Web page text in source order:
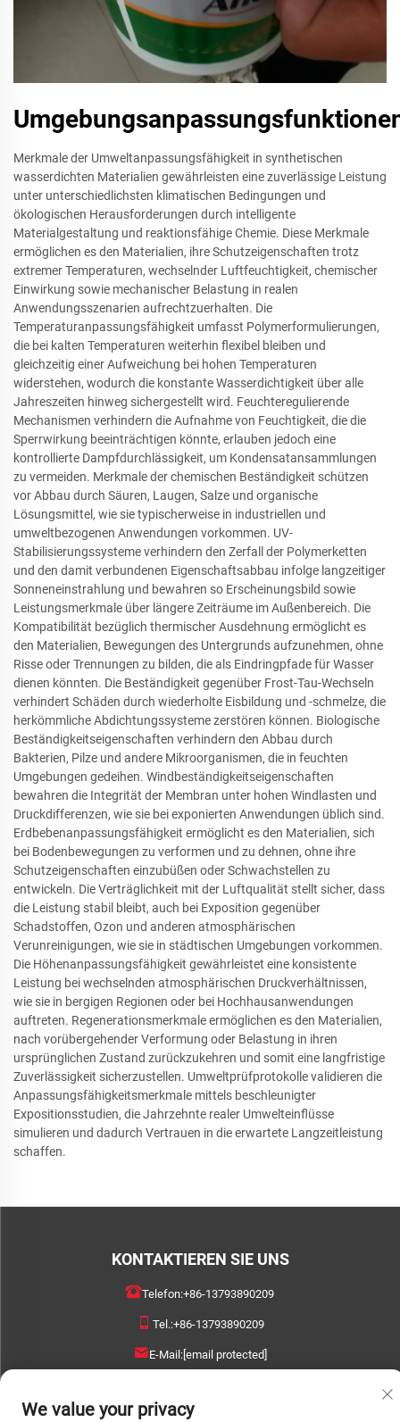
Merkmale der Umweltanpassungsfähigkeit in synthetischen
wasserdichten Materialien gewährleisten eine zuverlässige Leistung
unter unterschiedlichsten klimatischen Bedingungen und
ökologischen Herausforderungen durch intelligente
Materialgestaltung und reaktionsfähige Chemie. Diese Merkmale
ermöglichen es den Materialien, ihre Schutzeigenschaften trotz
extremer Temperaturen, wechselnder Luftfeuchtigkeit, chemischer
Einwirkung sowie mechanischer Belastung in realen
Anwendungsszenarien aufrechtzuerhalten. Die
Temperaturanpassungsfähigkeit umfasst Polymerformulierungen,
die bei kalten Temperaturen weiterhin flexibel bleiben und
gleichzeitig einer Aufweichung bei hohen Temperaturen
widerstehen, wodurch die konstante Wasserdichtigkeit über alle
Jahreszeiten hinweg sichergestellt wird. Feuchteregulierende
Mechanismen verhindern die Aufnahme von Feuchtigkeit, die die
Sperrwirkung beeinträchtigen könnte, erlauben jedoch eine
kontrollierte Dampfdurchlässigkeit, um Kondensatansammlungen
zu vermeiden. Merkmale der chemischen Beständigkeit schützen
vor Abbau durch Säuren, Laugen, Salze und organische
Lösungsmittel, wie sie typischerweise in industriellen und
umweltbezogenen Anwendungen vorkommen. UV-
Stabilisierungssysteme verhindern den Zerfall der Polymerketten
und den damit verbundenen Eigenschaftsabbau infolge langzeitiger
Sonneneinstrahlung und bewahren so Erscheinungsbild sowie
Leistungsmerkmale über längere Zeiträume im Außenbereich. Die
Kompatibilität bezüglich thermischer Ausdehnung ermöglicht es
den Materialien, Bewegungen des Untergrunds aufzunehmen, ohne
Risse oder Trennungen zu bilden, die als Eindringpfade für Wasser
dienen könnten. Die Beständigkeit gegenüber Frost-Tau-Wechseln
verhindert Schäden durch wiederholte Eisbildung und -schmelze, die
herkömmliche Abdichtungssysteme zerstören können. Biologische
Beständigkeitseigenschaften verhindern den Abbau durch
Bakterien, Pilze und andere Mikroorganismen, die in feuchten
Umgebungen gedeihen. Windbeständigkeitseigenschaften
bewahren die Integrität der Membran unter hohen Windlasten und
Druckdifferenzen, wie sie bei exponierten Anwendungen üblich sind.
Erdbebenanpassungsfähigkeit ermöglicht es den Materialien, sich
bei Bodenbewegungen zu verformen und zu dehnen, ohne ihre
Schutzeigenschaften einzubüßen oder Schwachstellen zu
entwickeln. Die Verträglichkeit mit der Luftqualität stellt sicher, dass
die Leistung stabil bleibt, auch bei Exposition gegenüber
Schadstoffen, Ozon und anderen atmosphärischen
Verunreinigungen, wie sie in städtischen Umgebungen vorkommen.
Die Höhenanpassungsfähigkeit gewährleistet eine konsistente
Leistung bei wechselnden atmosphärischen Druckverhältnissen,
wie sie in bergigen Regionen oder bei Hochhausanwendungen
auftreten. Regenerationsmerkmale ermöglichen es den Materialien,
nach vorübergehender Verformung oder Belastung in ihren
ursprünglichen Zustand zurückzukehren und somit eine langfristige
Zuverlässigkeit sicherzustellen. Umweltprüfprotokolle validieren die
Anpassungsfähigkeitsmerkmale mittels beschleunigter
Expositionsstudien, die Jahrzehnte realer Umwelteinflüsse
simulieren und dadurch Vertrauen in die erwartete Langzeitleistung
schaffen.
KONTAKTIEREN SIE UNS
Telefon:+86-13793890209
Tel.:+86-13793890209
E-Mail: [email protected]
Urheberrecht © 2026 Shandong Huacheng High-Tech Material Technology Co.,
Ltd. Alle Rechte vorbehalten. |
We value your privacy